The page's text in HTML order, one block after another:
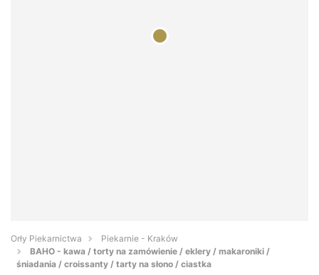
Orły Piekarnictwa
Piekarnie - Kraków
BAHO - kawa / torty na zamówienie / eklery / makaroniki /
śniadania / croissanty / tarty na słono / ciastka